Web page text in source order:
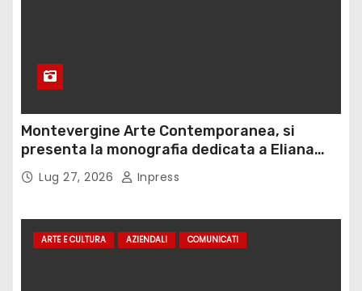
Montevergine Arte Contemporanea, si
presenta la monografia dedicata a Eliana
Adorno
Lug 27, 2026 Inpress
ARTE E CULTURA AZIENDALI COMUNICATI